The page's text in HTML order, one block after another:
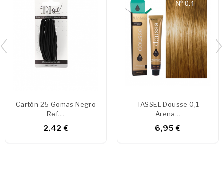
Cartón 25 Gomas Negro
Ref....
2,42 €
TASSEL Dousse 0,1
Arena...
6,95 €